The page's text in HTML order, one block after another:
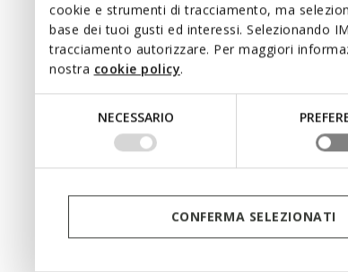
cookie e strumenti di tracciamento, ma
base dei tuoi gusti ed interessi. Selezionando
tracciamento autorizzare. Per maggiori
nostra cookie policy.
NECESSARIO
CONFERMA SELEZIONATI
HOMEM
Botins impermeáveis